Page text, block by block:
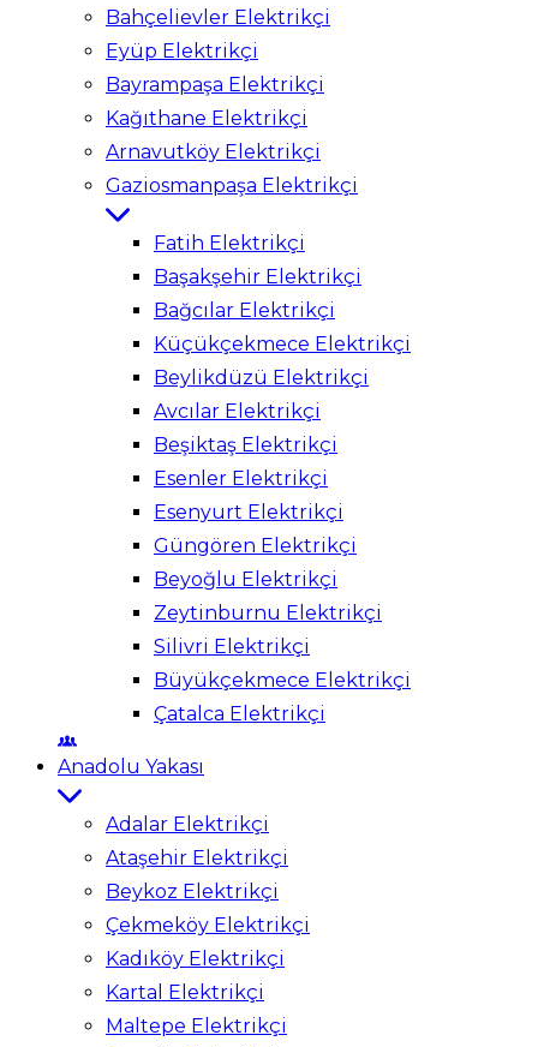
Bahçelievler Elektrikçi
Eyüp Elektrikçi
Bayrampaşa Elektrikçi
Kağıthane Elektrikçi
Arnavutköy Elektrikçi
Gaziosmanpaşa Elektrikçi
Fatih Elektrikçi
Başakşehir Elektrikçi
Bağcılar Elektrikçi
Küçükçekmece Elektrikçi
Beylikdüzü Elektrikçi
Avcılar Elektrikçi
Beşiktaş Elektrikçi
Esenler Elektrikçi
Esenyurt Elektrikçi
Güngören Elektrikçi
Beyoğlu Elektrikçi
Zeytinburnu Elektrikçi
Silivri Elektrikçi
Büyükçekmece Elektrikçi
Çatalca Elektrikçi
Anadolu Yakası
Adalar Elektrikçi
Ataşehir Elektrikçi
Beykoz Elektrikçi
Çekmeköy Elektrikçi
Kadıköy Elektrikçi
Kartal Elektrikçi
Maltepe Elektrikçi